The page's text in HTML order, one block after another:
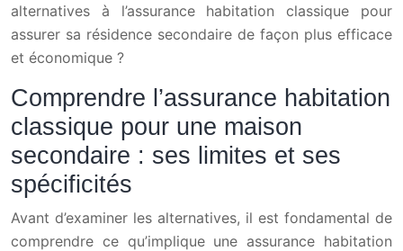
alternatives à l’assurance habitation classique pour
assurer sa résidence secondaire de façon plus efficace
et économique ?
Comprendre l’assurance habitation
classique pour une maison
secondaire : ses limites et ses
spécificités
Avant d’examiner les alternatives, il est fondamental de
comprendre ce qu’implique une assurance habitation